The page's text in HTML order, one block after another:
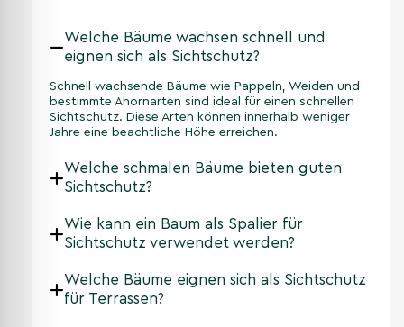
Welche Bäume wachsen schnell und
eignen sich als Sichtschutz?
Schnell wachsende Bäume wie Pappeln, Weiden und
bestimmte Ahornarten sind ideal für einen schnellen
Sichtschutz. Diese Arten können innerhalb weniger
Jahre eine beachtliche Höhe erreichen.
Welche schmalen Bäume bieten guten
Sichtschutz?
Wie kann ein Baum als Spalier für
Sichtschutz verwendet werden?
Welche Bäume eignen sich als Sichtschutz
für Terrassen?